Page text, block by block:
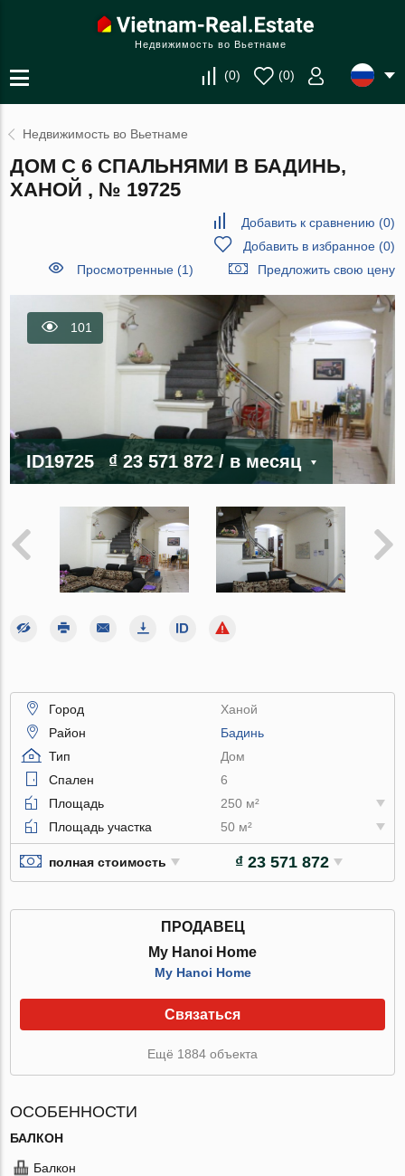
Недвижимость во Вьетнаме
(0) (0)
Недвижимость во Вьетнаме
ДОМ С 6 СПАЛЬНЯМИ В БАДИНЬ,
ХАНОЙ , № 19725
Добавить к сравнению (0)
Добавить в избранное(0)
Просмотренные (1)
Предложить свою цену
101
ID19725 ₫ 23 571 872/ в месяц
Город
Ханой
Район
Бадинь
Тип
Дом
Спален
6
Площадь
250 м²
Площадь участка
50 м²
полная стоимость ₫ 23 571 872
ПРОДАВЕЦ
My Hanoi Home
My Hanoi Home
Связаться
Ещё 1884 объекта
ОСОБЕННОСТИ
БАЛКОН
Балкон